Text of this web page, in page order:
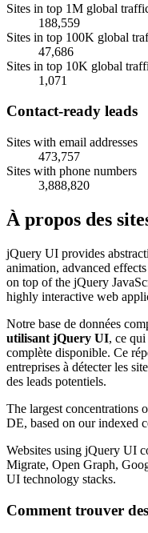
Sites in top 1M global
188,559
Sites in top 100K global
47,686
Sites in top 10K global
1,071
Contact-ready leads
Sites with email addresses
473,757
Sites with phone numbers
3,888,820
À propos des
jQuery UI provides
animation, advanced
on top of the jQuery
highly interactive web
Notre base de données
utilisant jQuery UI, ce
complète disponible. Ce
entreprises à détecter les
des leads potentiels.
The largest concentrations
DE, based on our indexed
Websites using jQuery UI
Migrate, Open Graph,
UI technology stacks.
Comment trouver